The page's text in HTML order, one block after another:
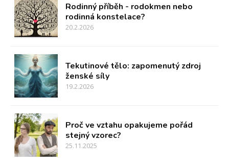
Rodinný příběh - rodokmen nebo
rodinná konstelace?
20.2.2026
Tekutinové tělo: zapomenutý zdroj
ženské síly
19.2.2026
Proč ve vztahu opakujeme pořád
stejný vzorec?
25.11.2025